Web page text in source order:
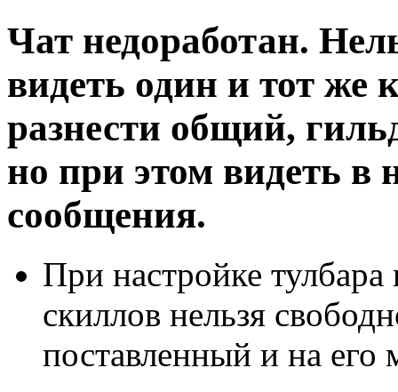
Чат недоработан.
видеть один и тот же
разнести общий,
но при этом видеть в
сообщения.
При настройке
скиллов нельзя
поставленный и на его